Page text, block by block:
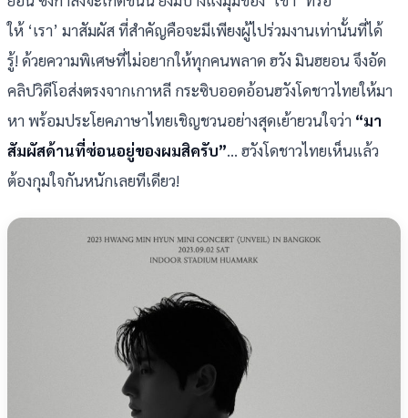
ให้ ‘เรา’ มาสัมผัส ที่สำคัญคือจะมีเพียงผู้ไปร่วมงานเท่านั้นที่ได้
รู้! ด้วยความพิเศษที่ไม่อยากให้ทุกคนพลาด ฮวัง มินฮยอน จึงอัด
คลิปวิดีโอส่งตรงจากเกาหลี กระซิบออดอ้อนฮวังโดชาวไทยให้มา
หา พร้อมประโยคภาษาไทยเชิญชวนอย่างสุดเย้ายวนใจว่า “มา
สัมผัสด้านที่ซ่อนอยู่ของผมสิครับ”... ฮวังโดชาวไทยเห็นแล้ว
ต้องกุมใจกันหนักเลยทีเดียว!